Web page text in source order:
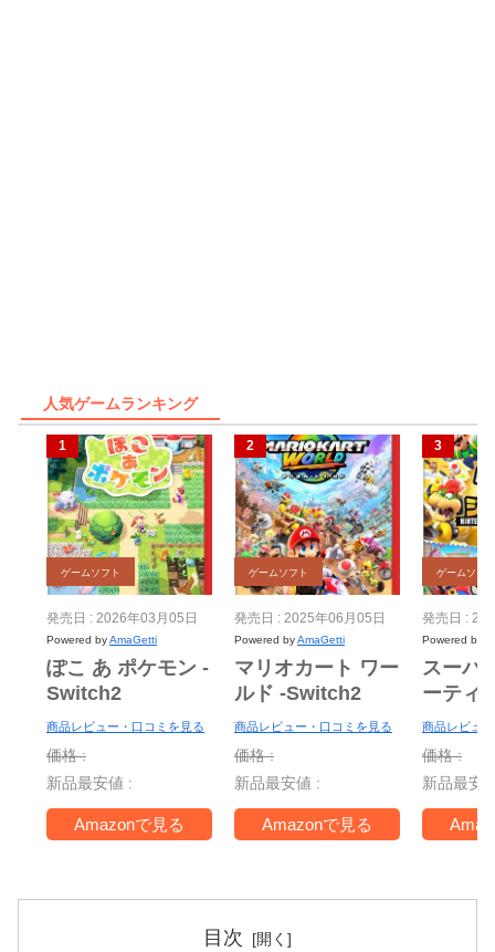
人気ゲームランキング
ゲームソフト
発売日 : 2026年03月05日
Powered byAmaGetti
ぽこ あ ポケモン -
Switch2
商品レビュー・口コミを見る
価格 :
新品最安値 :
Amazonで見る
ゲームソフト
発売日 : 2025年06月05日
Powered byAmaGetti
マリオカート ワー
ルド -Switch2
商品レビュー・口コミを見る
価格 :
新品最安値 :
Amazonで見る
ゲームソフト
発売日 :
Powered by
スーパ
ーティ
ー
Switch
＋ ジャ
TV -
商品レビュ
価格 :
新品最安
目次